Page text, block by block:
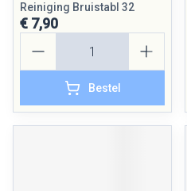
Reiniging Bruistabl 32
€ 7,90
Bestel